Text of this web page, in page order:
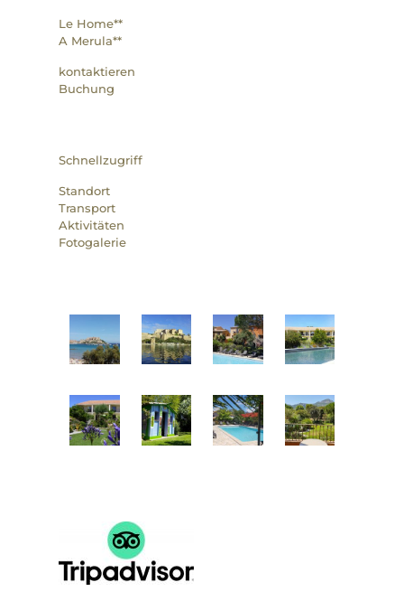
Le Home**
A Merula**
kontaktieren
Buchung
Schnellzugriff
Standort
Transport
Aktivitäten
Fotogalerie